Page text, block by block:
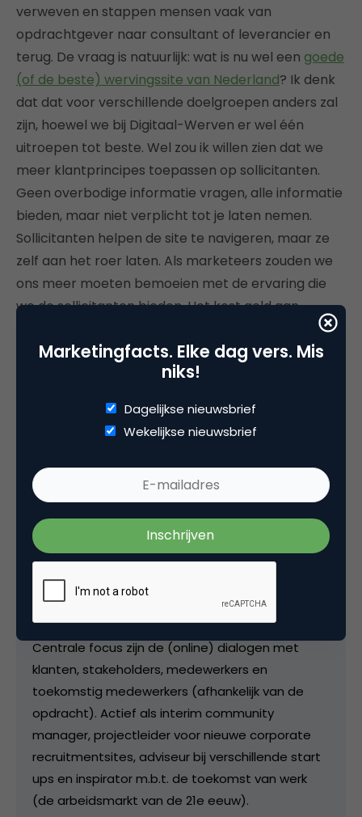
verweven en stappen mensen vaak van
opdrachtgever naar consultant of leverancier en
terug. De vraag is natuurlijk: wat is nu wel een goede
(of de beste) wervingssite van Nederland? Ik denk
dat dat voor verschillende doelgroepen anders zal
zijn, hoewel we bij Digitaal-Werven er wel één
uitroepen tot beste. Wel zou ik willen zien dat we
meer klantprincipes toepassen op sollicitanten.
Geen overbodige informatie vragen, alle informatie
bieden, maar niet verplicht tot je laten nemen.
Sollicitanten helpen de site te navigeren, maar ze
zelf aan het roer laten. Als marketeers zouden we
ons meer moeten bemoeien met de ervaring die
we de sollicitanten bieden. Het kost geld aan
Deel dit artikel
Bas van de Haterd
Professioneel bemoeial bij
Haterd Consultancy
Freelance professioneel bemoeial. Kijkt altijd naar
het fundamentele probleem, niet de quick fix.
Centrale focus zijn de (online) dialogen met
klanten, stakeholders, medewerkers en
toekomstig medewerkers (afhankelijk van de
opdracht). Actief als interim community
manager, projectleider voor nieuwe corporate
recruitmentsites, adviseur bij verschillende start
ups en inspirator m.b.t. de toekomst van werk
(de arbeidsmarkt van de 21e eeuw).
Marketingfacts. Elke dag vers. Mis
niks!
Dagelijkse nieuwsbrief
Wekelijkse nieuwsbrief